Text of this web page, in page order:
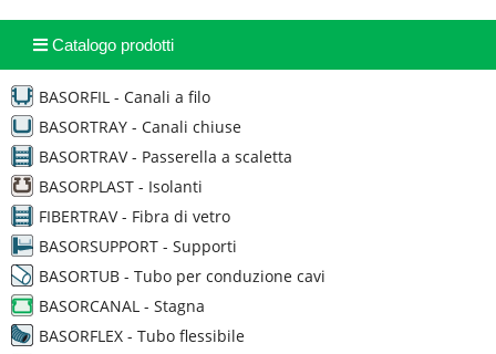
Catalogo prodotti
BASORFIL - Canali a filo
BASORTRAY - Canali chiuse
BASORTRAV - Passerella a scaletta
BASORPLAST - Isolanti
FIBERTRAV - Fibra di vetro
BASORSUPPORT - Supporti
BASORTUB - Tubo per conduzione cavi
BASORCANAL - Stagna
BASORFLEX - Tubo flessibile